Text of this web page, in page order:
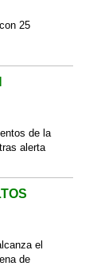
25
de la
alerta
el
de